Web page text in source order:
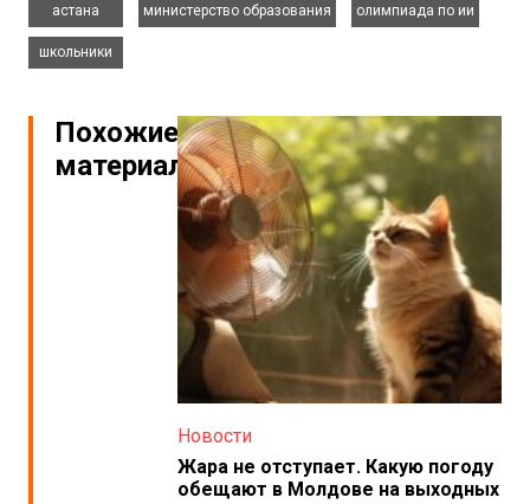
астана
министерство образования
олимпиада по ии
школьники
Похожие
материалы
Новости
Жара не отступает. Какую погоду
обещают в Молдове на выходных